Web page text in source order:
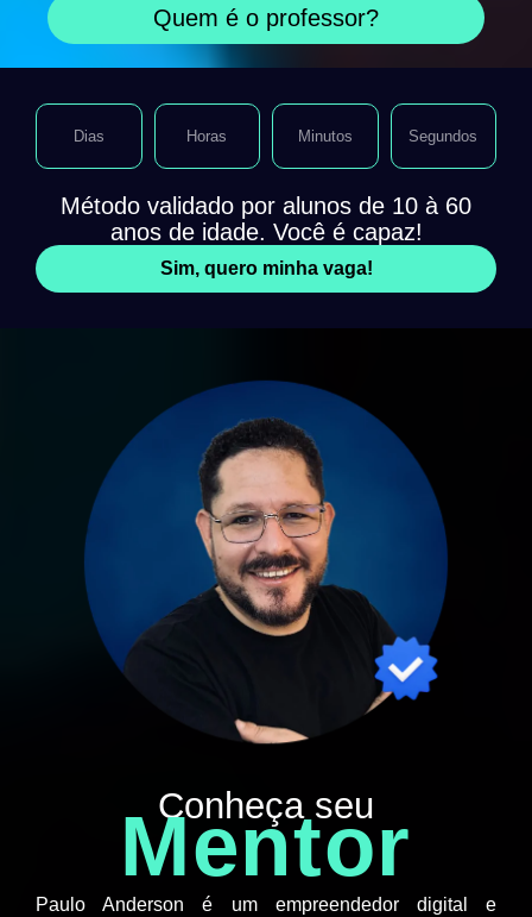
Quem é o professor?
Método validado por alunos de 10 à 60
anos de idade. Você é capaz!
Sim, quero minha vaga!
Dias Horas Minutos Segundos
Conheça seu
Mentor
Paulo Anderson é um empreendedor digital e